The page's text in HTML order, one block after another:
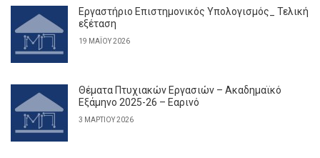
Εργαστήριο Επιστημονικός Υπολογισμός_ Τελική
εξέταση
19 ΜΑΪ́ΟΥ 2026
Θέματα Πτυχιακών Εργασιών – Ακαδημαϊκό
Εξάμηνο 2025-26 – Εαρινό
3 ΜΑΡΤΊΟΥ 2026